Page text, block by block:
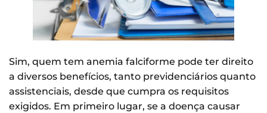
Sim, quem tem anemia falciforme pode ter direito
a diversos benefícios, tanto previdenciários quanto
assistenciais, desde que cumpra os requisitos
exigidos. Em primeiro lugar, se a doença causar